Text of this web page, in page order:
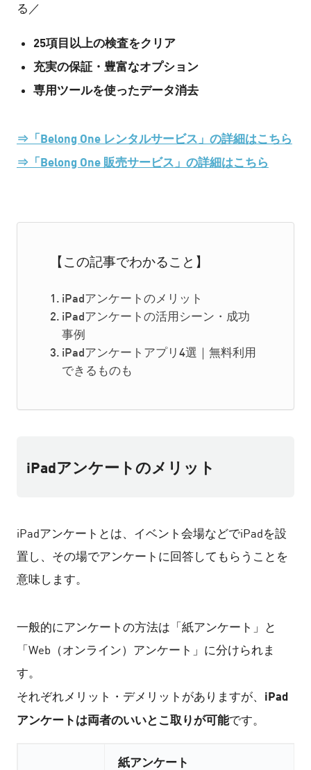
る／
25項目以上の検査をクリア
充実の保証・豊富なオプション
専用ツールを使ったデータ消去
⇒「Belong One レンタルサービス」の詳細はこちら
⇒「Belong One 販売サービス」の詳細はこちら
【この記事でわかること】
iPadアンケートのメリット
iPadアンケートの活用シーン・成功
事例
iPadアンケートアプリ4選｜無料利用
できるものも
iPadアンケートのメリット
iPadアンケートとは、イベント会場などでiPadを設
置し、その場でアンケートに回答してもらうことを
意味します。
一般的にアンケートの方法は「紙アンケート」と
「Web（オンライン）アンケート」に分けられま
す。
それぞれメリット・デメリットがありますが、 iPad
アンケートは両者のいいとこ取りが可能です。
紙アンケート